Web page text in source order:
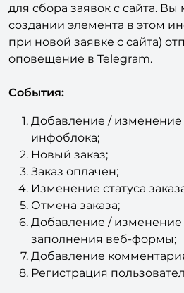
для сбора заявок с сайта.
создании элемента в этом
при новой заявке с сайта)
оповещение в Telegram.
События:
Добавление / изменение
инфоблока;
Новый заказ;
Заказ оплачен;
Изменение статуса
Отмена заказа;
Добавление / изменение
заполнения веб-формы;
Добавление
Регистрация